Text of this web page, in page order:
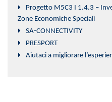
Progetto M5C3 I 1.4.3 –
Zone Economiche Speciali
SA-CONNECTIVITY
PRESPORT
Aiutaci a migliorare